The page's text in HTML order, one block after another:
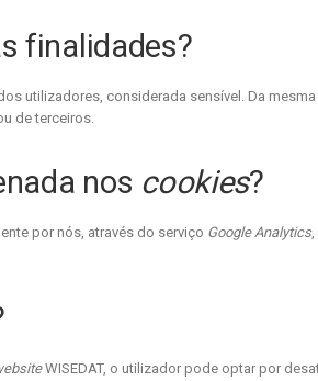
finalidades?
utilizadores, considerada sensível. Da
de terceiros.
nos cookies?
por nós, através do serviço Google Analytics,
WISEDAT, o utilizador pode optar por